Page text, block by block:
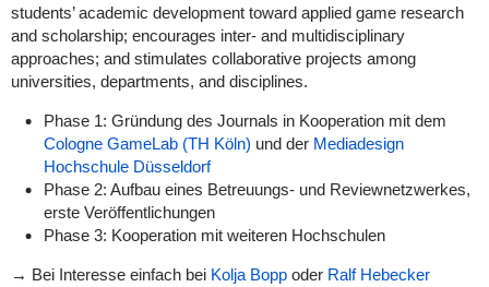
students’ academic development toward applied game research
and scholarship; encourages inter- and multidisciplinary
approaches; and stimulates collaborative projects among
universities, departments, and disciplines.
Phase 1: Gründung des Journals in Kooperation mit dem
Cologne GameLab(TH Köln) und der Mediadesign
Hochschule Düsseldorf
Phase 2: Aufbau eines Betreuungs- und Reviewnetzwerkes,
erste Veröffentlichungen
Phase 3: Kooperation mit weiteren Hochschulen
→ Bei Interesse einfach bei Kolja Boppoder Ralf Hebecker